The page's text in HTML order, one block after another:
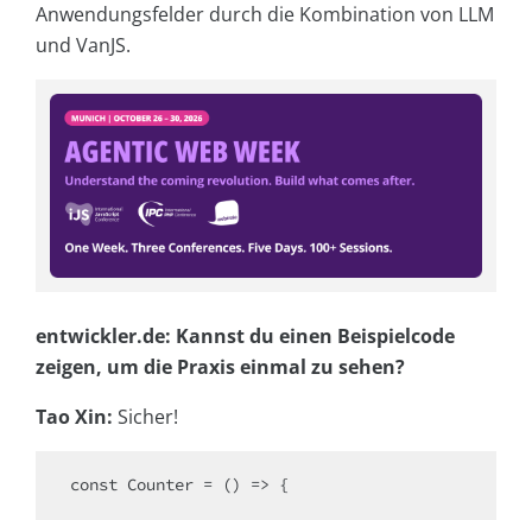
Anwendungsfelder durch die Kombination von LLM
und VanJS.
entwickler.de: Kannst du einen Beispielcode
zeigen, um die Praxis einmal zu sehen?
Tao Xin: Sicher!
const Counter = () => {